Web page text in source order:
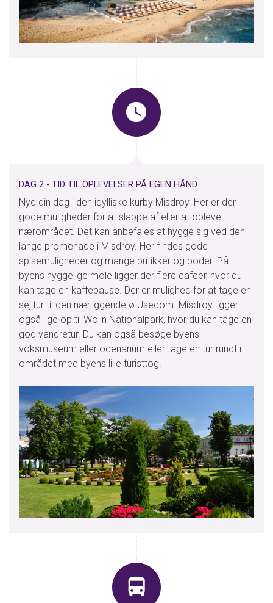
DAG 2 - TID TIL OPLEVELSER PÅ EGEN HÅND
Nyd din dag i den idylliske kurby Misdroy. Her er der
gode muligheder for at slappe af eller at opleve
nærområdet. Det kan anbefales at hygge sig ved den
lange promenade i Misdroy. Her findes gode
spisemuligheder og mange butikker og boder. På
byens hyggelige mole ligger der flere cafeer, hvor du
kan tage en kaffepause. Der er mulighed for at tage en
sejltur til den nærliggende ø Usedom. Misdroy ligger
også lige op til Wolin Nationalpark, hvor du kan tage en
god vandretur. Du kan også besøge byens
voksmuseum eller ocenarium eller tage en tur rundt i
området med byens lille turisttog.